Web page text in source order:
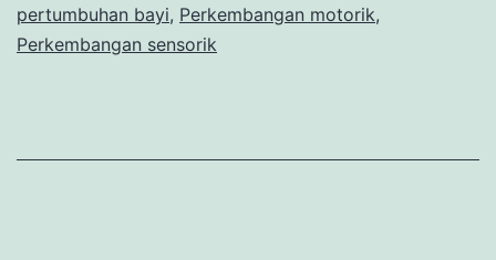
Yuk
pertumbuhan bayi, Perkembangan motorik,
Perkembangan sensorik